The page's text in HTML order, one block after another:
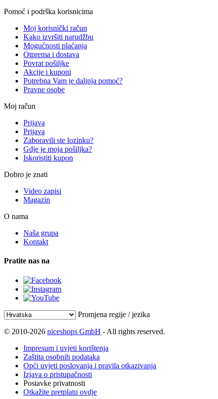
Pomoć i podrška korisnicima
Moj korisnički račun
Kako izvršiti narudžbu
Mogućnosti plaćanja
Otprema i dostava
Povrat pošiljke
Akcije i kuponi
Potrebna Vam je daljnja pomoć?
Pravne osobe
Moj račun
Prijava
Prijava
Zaboravili ste lozinku?
Gdje je moja pošiljka?
Iskoristiti kupon
Dobro je znati
Video zapisi
Magazin
O nama
Naša grupa
Kontakt
Pratite nas na
Promjena regije / jezika
© 2010-2026 niceshops GmbH - All rights reserved.
Impresum i uvjeti korištenja
Zaštita osobnih podataka
Opći uvjeti poslovanja i pravila otkazivanja
Izjava o pristupačnosti
Postavke privatnosti
Otkažite pretplatu ovdje